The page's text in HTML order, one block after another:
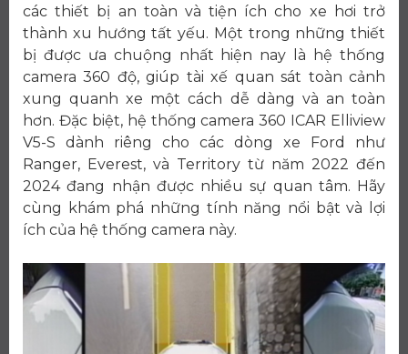
các thiết bị an toàn và tiện ích cho xe hơi trở
thành xu hướng tất yếu. Một trong những thiết
bị được ưa chuộng nhất hiện nay là hệ thống
camera 360 độ, giúp tài xế quan sát toàn cảnh
xung quanh xe một cách dễ dàng và an toàn
hơn. Đặc biệt, hệ thống camera 360 ICAR Elliview
V5-S dành riêng cho các dòng xe Ford như
Ranger, Everest, và Territory từ năm 2022 đến
2024 đang nhận được nhiều sự quan tâm. Hãy
cùng khám phá những tính năng nổi bật và lợi
ích của hệ thống camera này.